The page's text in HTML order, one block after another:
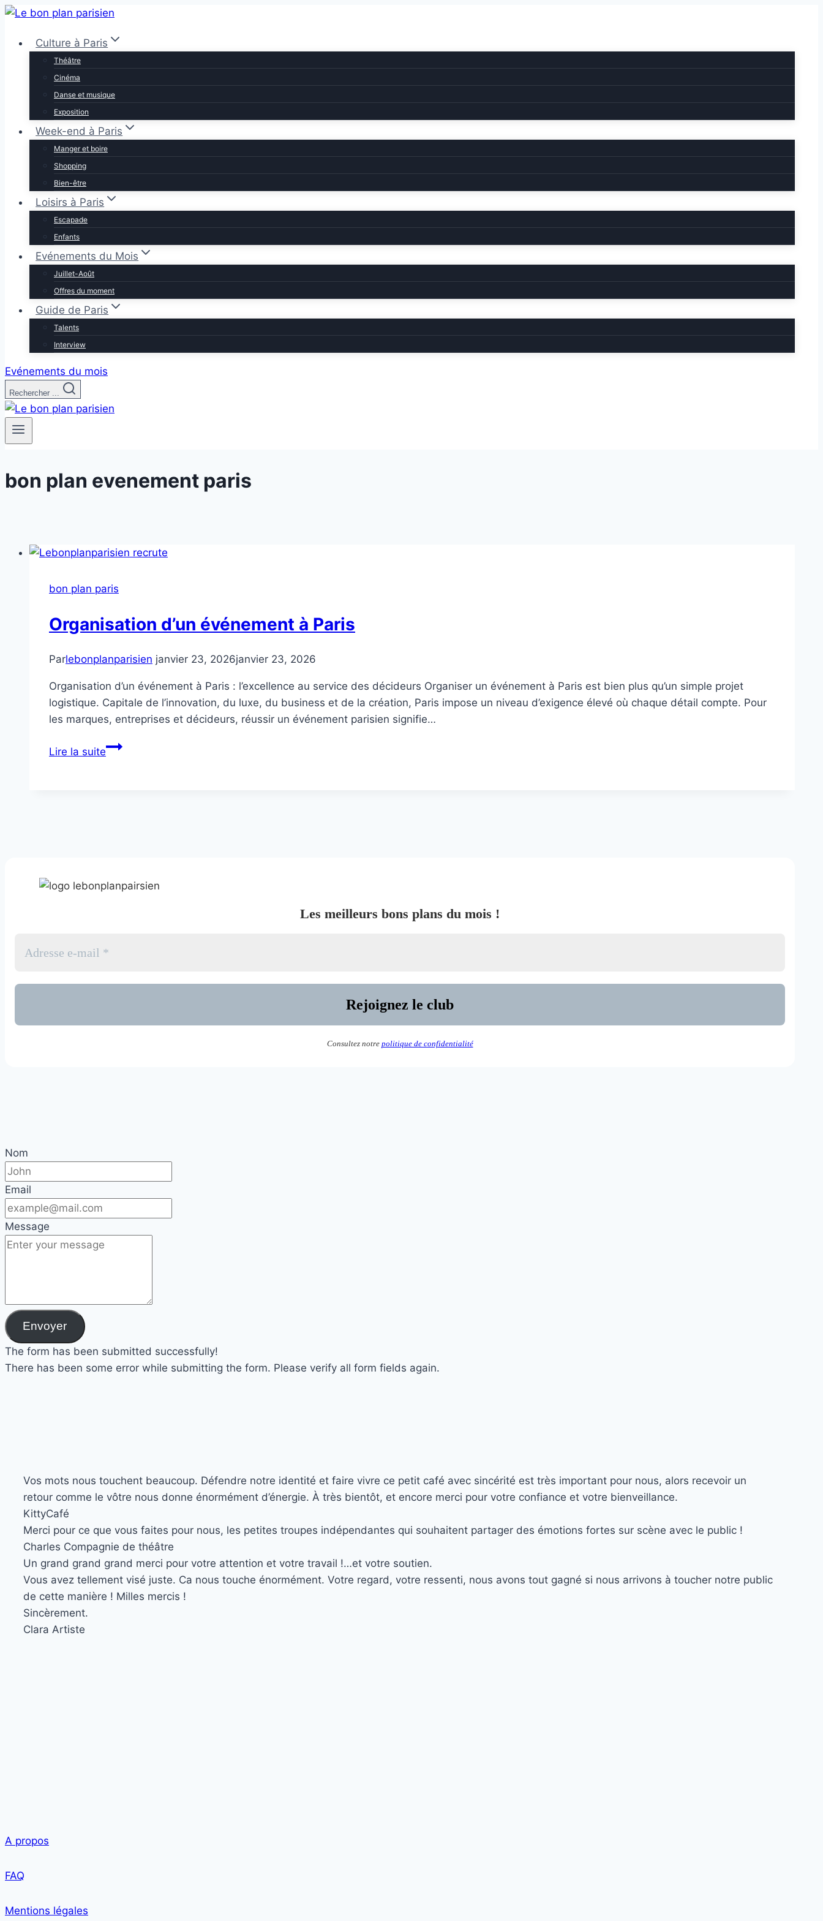
Aller
contenuCulture à Paris
Théâtre
Cinéma
Danse et musique
Exposition
Week-end à Paris
Manger et boire
Shopping
Bien-être
Loisirs à Paris
Escapade
Enfants
Evénements du Mois
Juillet-Août
Offres du moment
Guide de Paris
Talents
Interview
Evénements du mois
Rechercher ...
bon plan evenement paris
bon plan paris
Organisation d’un événement à Paris
Parlebonplanparisien janvier 23, 2026janvier 23, 2026
Organisation d’un événement à Paris : l’excellence au service des décideurs Organiser un événement à Paris est bien plus qu’un simple projet
logistique. Capitale de l’innovation, du luxe, du business et de la création, Paris impose un niveau d’exigence élevé où chaque détail compte. Pour
les marques, entreprises et décideurs, réussir un événement parisien signifie…
Lire la suiteOrganisation
Les meilleurs bons plans du mois !
Consultez notre politique de confidentialité
Nom
Email
Message
Envoyer
The form has been submitted successfully!
There has been some error while submitting the form. Please verify all form fields again.
Vos mots nous touchent beaucoup. Défendre notre identité et faire vivre ce petit café avec sincérité est très important pour nous, alors recevoir un
retour comme le vôtre nous donne énormément d’énergie. À très bientôt, et encore merci pour votre confiance et votre bienveillance.
KittyCafé
Merci pour ce que vous faites pour nous, les petites troupes indépendantes qui souhaitent partager des émotions fortes sur scène avec le public !
Charles Compagnie de théâtre
Un grand grand grand merci pour votre attention et votre travail !…et votre soutien.
Vous avez tellement visé juste. Ca nous touche énormément. Votre regard, votre ressenti, nous avons tout gagné si nous arrivons à toucher notre public
de cette manière ! Milles mercis !
Sincèrement.
Clara Artiste
A propos
FAQ
Mentions légales